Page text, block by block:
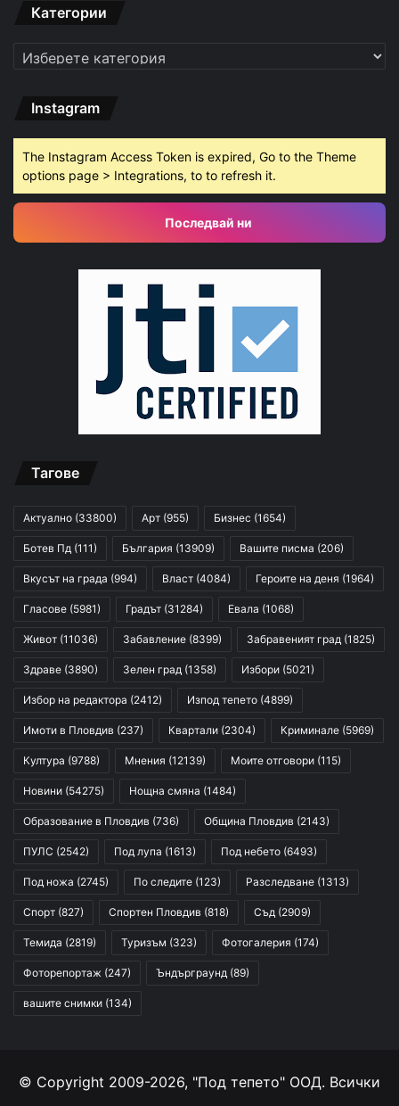
Категории
Категории
Instagram
The Instagram Access Token is expired, Go to the Theme
options page > Integrations, to to refresh it.
Последвай ни
Тагове
Актуално (33800) Арт (955) Бизнес (1654)
Ботев Пд (111) България (13909) Вашите писма (206)
Вкусът на града (994) Власт (4084) Героите на деня (1964)
Гласове (5981) Градът (31284) Евала (1068)
Живот (11036) Забавление (8399) Забравеният град (1825)
Здраве (3890) Зелен град (1358) Избори (5021)
Избор на редактора (2412) Изпод тепето (4899)
Имоти в Пловдив (237) Квартали (2304) Криминале (5969)
Култура (9788) Мнения (12139) Моите отговори (115)
Новини (54275) Нощна смяна (1484)
Образование в Пловдив (736) Община Пловдив (2143)
ПУЛС (2542) Под лупа (1613) Под небето (6493)
Под ножа (2745) По следите (123) Разследване (1313)
Спорт (827) Спортен Пловдив (818) Съд (2909)
Темида (2819) Туризъм (323) Фотогалерия (174)
Фоторепортаж (247) Ъндърграунд (89)
вашите снимки (134)
© Copyright 2009-2026, "Под тепето" ООД. Всички